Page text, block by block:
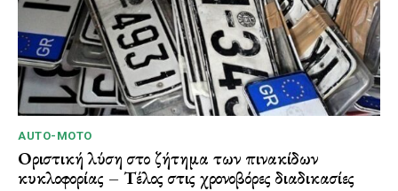
AUTO-MOTO
Οριστική λύση στο ζήτημα των πινακίδων
κυκλοφορίας – Τέλος στις χρονοβόρες διαδικασίες